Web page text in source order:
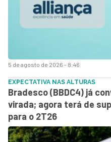
5 de agosto de 2026 - 8:46
EXPECTATIVA NAS ALTURAS
Bradesco (BBDC4) já
virada; agora terá de
para o 2T26